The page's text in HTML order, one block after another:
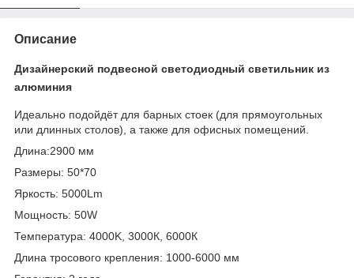
Описание
Дизайнерский подвесной светодиодный светильник из
алюминия
Идеально подойдёт для барных стоек (для прямоугольных
или длинных столов), а также для офисных помещений.
Длина:2900 мм
Размеры: 50*70
Яркость: 5000Lm
Мощность: 50W
Температура: 4000K, 3000К, 6000К
Длина тросового крепления: 1000-6000 мм